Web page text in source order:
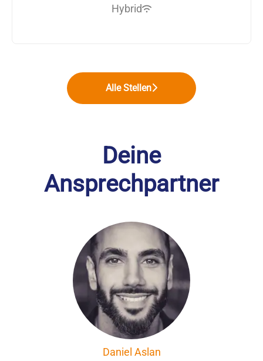
Hybrid
Alle Stellen
Deine
Ansprechpartner
Daniel Aslan